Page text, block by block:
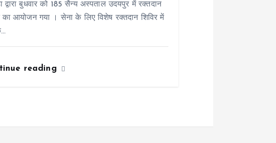
द्वारा बुधवार को 185 सैन्य अस्पताल उदयपुर में रक्तदान
का आयोजन गया । सेना के लिए विशेष रक्तदान शिविर में
reading